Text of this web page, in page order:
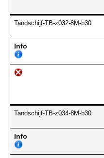
Tandschijf-TB-z032-8M-b30
Info
Tandschijf-TB-z034-8M-b30
Info